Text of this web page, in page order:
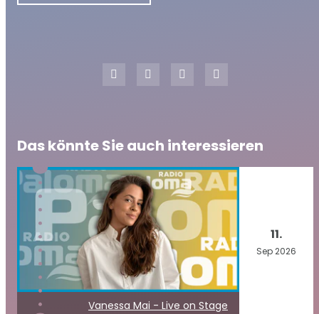
Das könnte Sie auch interessieren
Vanessa Mai - Live on Stage
11.
Sep2026